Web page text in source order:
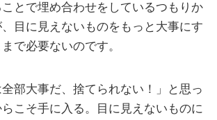
とで埋め合わせをしているつもりか
目に見えないものをもっと大事にす
で必要ないのです。
全部大事だ、捨てられない！」と思っ
こそ手に入る。目に見えないものに